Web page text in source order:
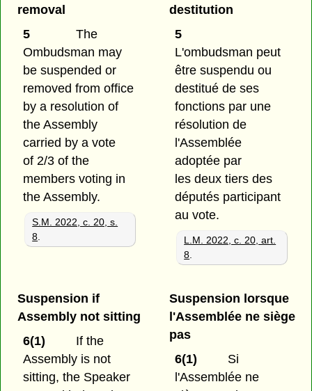
removal
5
The
Ombudsman may
be suspended or
removed from office
by a resolution of
the Assembly
carried by a vote
of 2/3 of the
members voting in
the Assembly.
S.M. 2022, c. 20, s.
8
destitution
5
L'ombudsman peut
être suspendu ou
destitué de ses
fonctions par une
résolution de
l'Assemblée
adoptée par
les deux tiers des
députés participant
au vote.
L.M. 2022, c. 20, art.
8
Suspension if
Assembly not sitting
6(1)
If the
Assembly is not
sitting, the Speaker
Suspension lorsque
l'Assemblée ne siège
pas
6(1)
Si
l'Assemblée ne